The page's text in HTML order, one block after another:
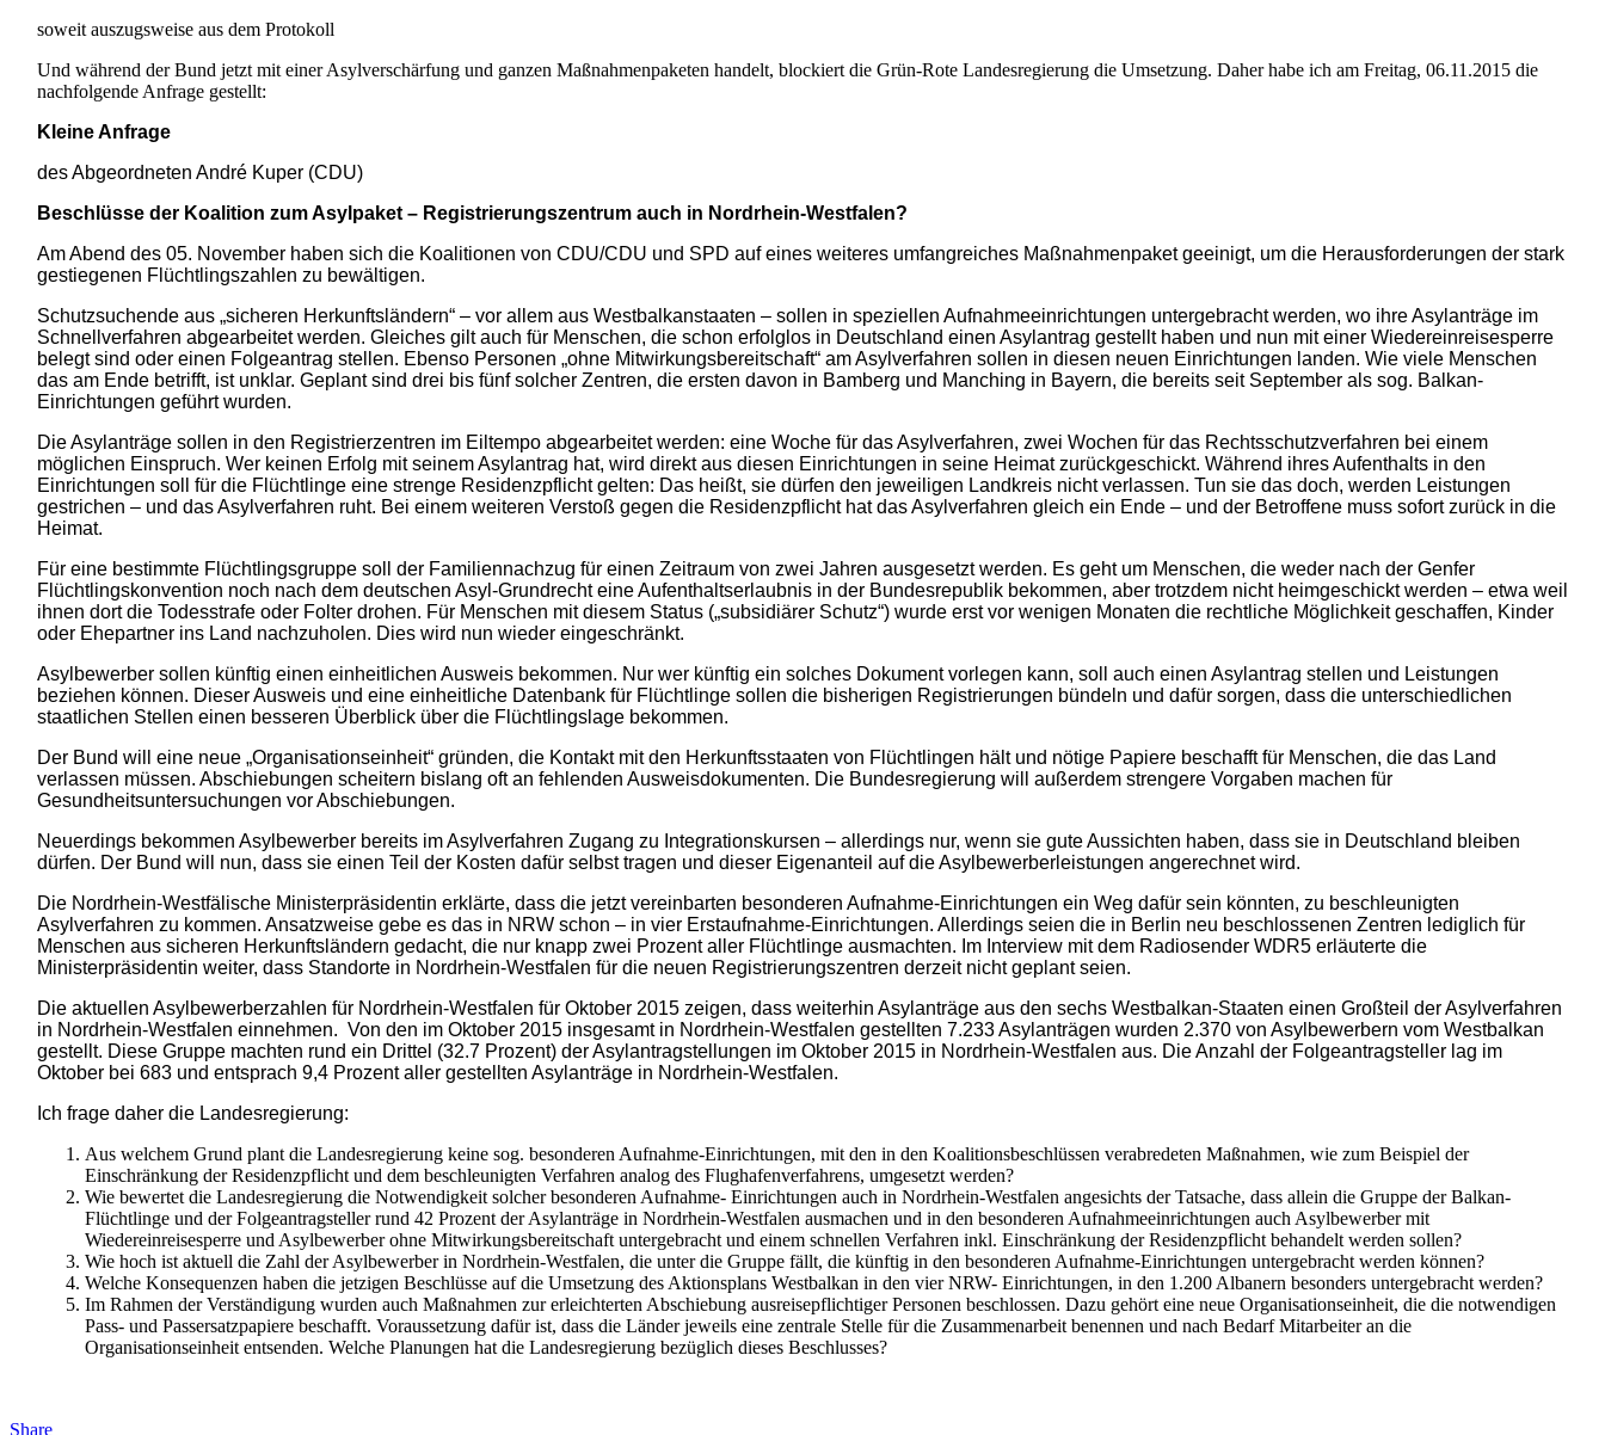
soweit auszugsweise aus dem Protokoll
Und während der Bund jetzt mit einer Asylverschärfung und ganzen Maßnahmenpaketen handelt, blockiert die Grün-Rote Landesregierung die Umsetzung. Daher habe ich am Freitag, 06.11.2015 die
nachfolgende Anfrage gestellt:
Kleine Anfrage
des Abgeordneten André Kuper (CDU)
Beschlüsse der Koalition zum Asylpaket – Registrierungszentrum auch in Nordrhein-Westfalen?
Am Abend des 05. November haben sich die Koalitionen von CDU/CDU und SPD auf eines weiteres umfangreiches Maßnahmenpaket geeinigt, um die Herausforderungen der stark
gestiegenen Flüchtlingszahlen zu bewältigen.
Schutzsuchende aus „sicheren Herkunftsländern“ – vor allem aus Westbalkanstaaten – sollen in speziellen Aufnahmeeinrichtungen untergebracht werden, wo ihre Asylanträge im
Schnellverfahren abgearbeitet werden. Gleiches gilt auch für Menschen, die schon erfolglos in Deutschland einen Asylantrag gestellt haben und nun mit einer Wiedereinreisesperre
belegt sind oder einen Folgeantrag stellen. Ebenso Personen „ohne Mitwirkungsbereitschaft“ am Asylverfahren sollen in diesen neuen Einrichtungen landen. Wie viele Menschen
das am Ende betrifft, ist unklar. Geplant sind drei bis fünf solcher Zentren, die ersten davon in Bamberg und Manching in Bayern, die bereits seit September als sog. Balkan-
Einrichtungen geführt wurden.
Die Asylanträge sollen in den Registrierzentren im Eiltempo abgearbeitet werden: eine Woche für das Asylverfahren, zwei Wochen für das Rechtsschutzverfahren bei einem
möglichen Einspruch. Wer keinen Erfolg mit seinem Asylantrag hat, wird direkt aus diesen Einrichtungen in seine Heimat zurückgeschickt. Während ihres Aufenthalts in den
Einrichtungen soll für die Flüchtlinge eine strenge Residenzpflicht gelten: Das heißt, sie dürfen den jeweiligen Landkreis nicht verlassen. Tun sie das doch, werden Leistungen
gestrichen – und das Asylverfahren ruht. Bei einem weiteren Verstoß gegen die Residenzpflicht hat das Asylverfahren gleich ein Ende – und der Betroffene muss sofort zurück in die
Heimat.
Für eine bestimmte Flüchtlingsgruppe soll der Familiennachzug für einen Zeitraum von zwei Jahren ausgesetzt werden. Es geht um Menschen, die weder nach der Genfer
Flüchtlingskonvention noch nach dem deutschen Asyl-Grundrecht eine Aufenthaltserlaubnis in der Bundesrepublik bekommen, aber trotzdem nicht heimgeschickt werden – etwa weil
ihnen dort die Todesstrafe oder Folter drohen. Für Menschen mit diesem Status („subsidiärer Schutz“) wurde erst vor wenigen Monaten die rechtliche Möglichkeit geschaffen, Kinder
oder Ehepartner ins Land nachzuholen. Dies wird nun wieder eingeschränkt.
Asylbewerber sollen künftig einen einheitlichen Ausweis bekommen. Nur wer künftig ein solches Dokument vorlegen kann, soll auch einen Asylantrag stellen und Leistungen
beziehen können. Dieser Ausweis und eine einheitliche Datenbank für Flüchtlinge sollen die bisherigen Registrierungen bündeln und dafür sorgen, dass die unterschiedlichen
staatlichen Stellen einen besseren Überblick über die Flüchtlingslage bekommen.
Der Bund will eine neue „Organisationseinheit“ gründen, die Kontakt mit den Herkunftsstaaten von Flüchtlingen hält und nötige Papiere beschafft für Menschen, die das Land
verlassen müssen. Abschiebungen scheitern bislang oft an fehlenden Ausweisdokumenten. Die Bundesregierung will außerdem strengere Vorgaben machen für
Gesundheitsuntersuchungen vor Abschiebungen.
Neuerdings bekommen Asylbewerber bereits im Asylverfahren Zugang zu Integrationskursen – allerdings nur, wenn sie gute Aussichten haben, dass sie in Deutschland bleiben
dürfen. Der Bund will nun, dass sie einen Teil der Kosten dafür selbst tragen und dieser Eigenanteil auf die Asylbewerberleistungen angerechnet wird.
Die Nordrhein-Westfälische Ministerpräsidentin erklärte, dass die jetzt vereinbarten besonderen Aufnahme-Einrichtungen ein Weg dafür sein könnten, zu beschleunigten
Asylverfahren zu kommen. Ansatzweise gebe es das in NRW schon – in vier Erstaufnahme-Einrichtungen. Allerdings seien die in Berlin neu beschlossenen Zentren lediglich für
Menschen aus sicheren Herkunftsländern gedacht, die nur knapp zwei Prozent aller Flüchtlinge ausmachten. Im Interview mit dem Radiosender WDR5 erläuterte die
Ministerpräsidentin weiter, dass Standorte in Nordrhein-Westfalen für die neuen Registrierungszentren derzeit nicht geplant seien.
Die aktuellen Asylbewerberzahlen für Nordrhein-Westfalen für Oktober 2015 zeigen, dass weiterhin Asylanträge aus den sechs Westbalkan-Staaten einen Großteil der Asylverfahren
in Nordrhein-Westfalen einnehmen. Von den im Oktober 2015 insgesamt in Nordrhein-Westfalen gestellten 7.233 Asylanträgen wurden 2.370 von Asylbewerbern vom Westbalkan
gestellt. Diese Gruppe machten rund ein Drittel (32.7 Prozent) der Asylantragstellungen im Oktober 2015 in Nordrhein-Westfalen aus. Die Anzahl der Folgeantragsteller lag im
Oktober bei 683 und entsprach 9,4 Prozent aller gestellten Asylanträge in Nordrhein-Westfalen.
Ich frage daher die Landesregierung:
Aus welchem Grund plant die Landesregierung keine sog. besonderen Aufnahme-Einrichtungen, mit den in den Koalitionsbeschlüssen verabredeten Maßnahmen, wie zum Beispiel der
Einschränkung der Residenzpflicht und dem beschleunigten Verfahren analog des Flughafenverfahrens, umgesetzt werden?
Wie bewertet die Landesregierung die Notwendigkeit solcher besonderen Aufnahme- Einrichtungen auch in Nordrhein-Westfalen angesichts der Tatsache, dass allein die Gruppe der Balkan-
Flüchtlinge und der Folgeantragsteller rund 42 Prozent der Asylanträge in Nordrhein-Westfalen ausmachen und in den besonderen Aufnahmeeinrichtungen auch Asylbewerber mit
Wiedereinreisesperre und Asylbewerber ohne Mitwirkungsbereitschaft untergebracht und einem schnellen Verfahren inkl. Einschränkung der Residenzpflicht behandelt werden sollen?
Wie hoch ist aktuell die Zahl der Asylbewerber in Nordrhein-Westfalen, die unter die Gruppe fällt, die künftig in den besonderen Aufnahme-Einrichtungen untergebracht werden können?
Welche Konsequenzen haben die jetzigen Beschlüsse auf die Umsetzung des Aktionsplans Westbalkan in den vier NRW- Einrichtungen, in den 1.200 Albanern besonders untergebracht werden?
Im Rahmen der Verständigung wurden auch Maßnahmen zur erleichterten Abschiebung ausreisepflichtiger Personen beschlossen. Dazu gehört eine neue Organisationseinheit, die die notwendigen
Pass- und Passersatzpapiere beschafft. Voraussetzung dafür ist, dass die Länder jeweils eine zentrale Stelle für die Zusammenarbeit benennen und nach Bedarf Mitarbeiter an die
Organisationseinheit entsenden. Welche Planungen hat die Landesregierung bezüglich dieses Beschlusses?
Share